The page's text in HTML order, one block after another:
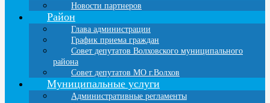
Новости партнеров
Район
Глава администрации
График приема граждан
Совет депутатов Волховского муниципального
района
Совет депутатов МО г.Волхов
Муниципальные услуги
Административные регламенты